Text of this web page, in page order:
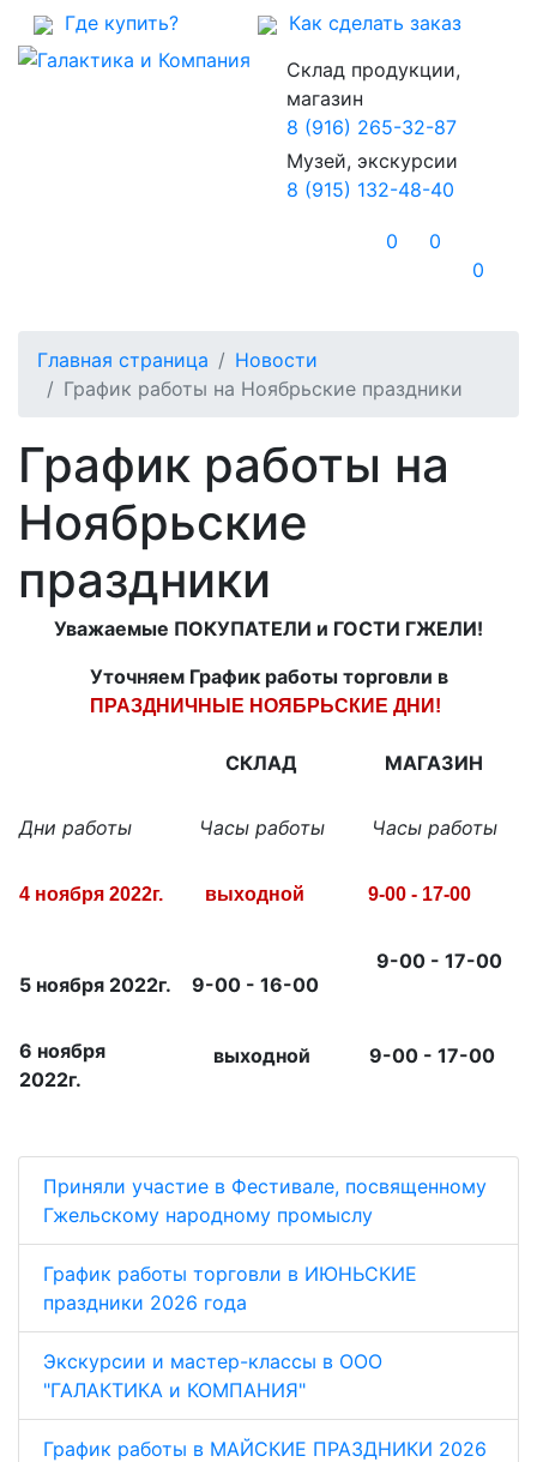
Где купить?
Как сделать заказ
Склад продукции,
магазин
8 (916) 265-32-87
Музей, экскурсии
8 (915) 132-48-40
0
0
0
Главная страница
Новости
График работы на Ноябрьские праздники
График работы на
Ноябрьские
праздники
Уважаемые ПОКУПАТЕЛИ и ГОСТИ ГЖЕЛИ!
Уточняем График работы торговли в
ПРАЗДНИЧНЫЕ НОЯБРЬСКИЕ ДНИ!
СКЛАД МАГАЗИН
Дни работы Часы работы Часы работы
4 ноября 2022г. выходной 9-00 - 17-00
5 ноября 2022г. 9-00 - 16-00
9-00 - 17-00
6 ноября
2022г.
выходной 9-00 - 17-00
Приняли участие в Фестивале, посвященному
Гжельскому народному промыслу
График работы торговли в ИЮНЬСКИЕ
праздники 2026 года
Экскурсии и мастер-классы в ООО
"ГАЛАКТИКА и КОМПАНИЯ"
График работы в МАЙСКИЕ ПРАЗДНИКИ 2026